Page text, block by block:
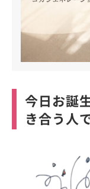
今日お誕
き合う人